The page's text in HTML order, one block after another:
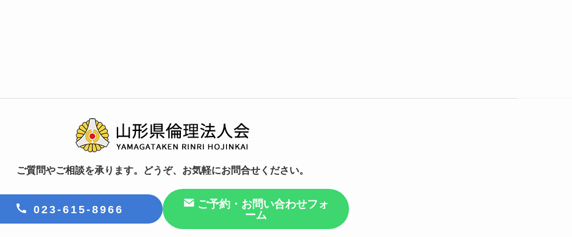
ご質問やご相談を承ります。どうぞ、お気軽にお問合せください。
023-615-8966
ご予約・お問い合わせフォ
ーム